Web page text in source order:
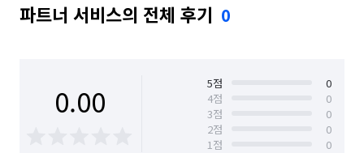
파트너 서비스의 전체 후기 0
0.00 5점
0
4점
0
3점
0
2점
0
1점
0